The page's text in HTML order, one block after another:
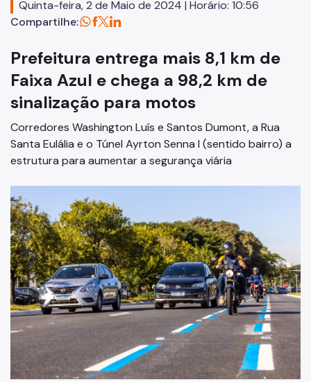
Quinta-feira, 2 de Maio de 2024 | Horário: 10:56
Compartilhe:
Prefeitura entrega mais 8,1 km de
Faixa Azul e chega a 98,2 km de
sinalização para motos
Corredores Washington Luís e Santos Dumont, a Rua
Santa Eulália e o Túnel Ayrton Senna I (sentido bairro) a
estrutura para aumentar a segurança viária